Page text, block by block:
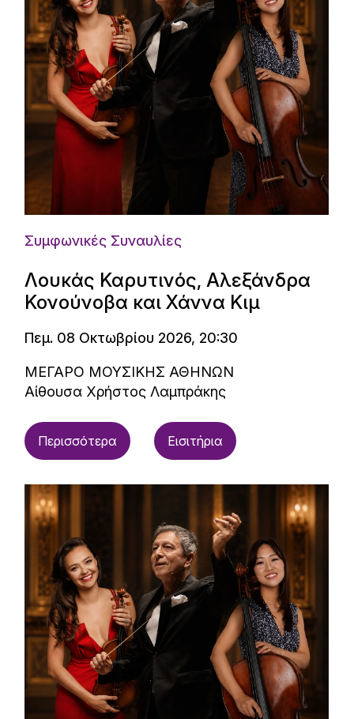
Συμφωνικές Συναυλίες
Λουκάς Καρυτινός, Αλεξάνδρα
Κονούνοβα και Χάννα Κιμ
Πεμ. 08 Οκτωβρίου 2026, 20:30
ΜΕΓΑΡΟ ΜΟΥΣΙΚΗΣ ΑΘΗΝΩΝ
Αίθουσα Χρήστος Λαμπράκης
Περισσότερα Εισιτήρια